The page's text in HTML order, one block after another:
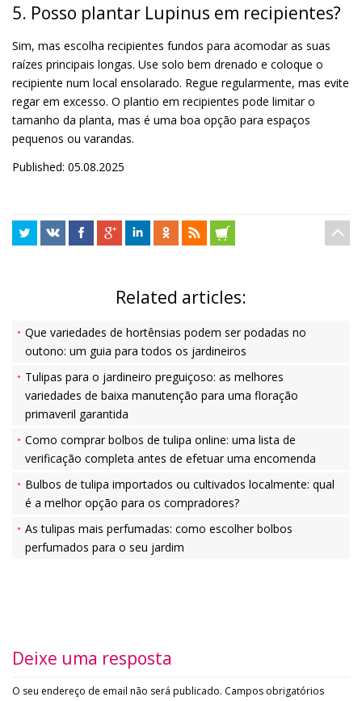
5. Posso plantar Lupinus em recipientes?
Sim, mas escolha recipientes fundos para acomodar as suas
raízes principais longas. Use solo bem drenado e coloque o
recipiente num local ensolarado. Regue regularmente, mas evite
regar em excesso. O plantio em recipientes pode limitar o
tamanho da planta, mas é uma boa opção para espaços
pequenos ou varandas.
Published: 05.08.2025
Related articles:
Que variedades de hortênsias podem ser podadas no
outono: um guia para todos os jardineiros
Tulipas para o jardineiro preguiçoso: as melhores
variedades de baixa manutenção para uma floração
primaveril garantida
Como comprar bolbos de tulipa online: uma lista de
verificação completa antes de efetuar uma encomenda
Bulbos de tulipa importados ou cultivados localmente: qual
é a melhor opção para os compradores?
As tulipas mais perfumadas: como escolher bolbos
perfumados para o seu jardim
Deixe uma resposta
O seu endereço de email não será publicado. Campos obrigatórios